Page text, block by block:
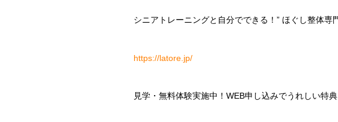
シニアトレーニングと自分でできる！ ” ほぐし整体専
https://latore.jp/
見学・無料体験実施中！ WEB申し込みでうれしい特典